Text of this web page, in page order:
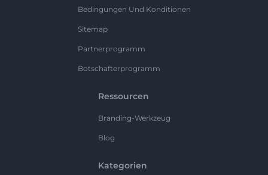
Bedingungen Und Konditionen
Sitemap
Partnerprogramm
Botschafterprogramm
Ressourcen
Branding-Werkzeug
Blog
Kategorien